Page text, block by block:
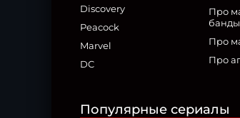
Discovery
Peacock
Marvel
DC
Про
банды
Про
Про
Популярные сериалы